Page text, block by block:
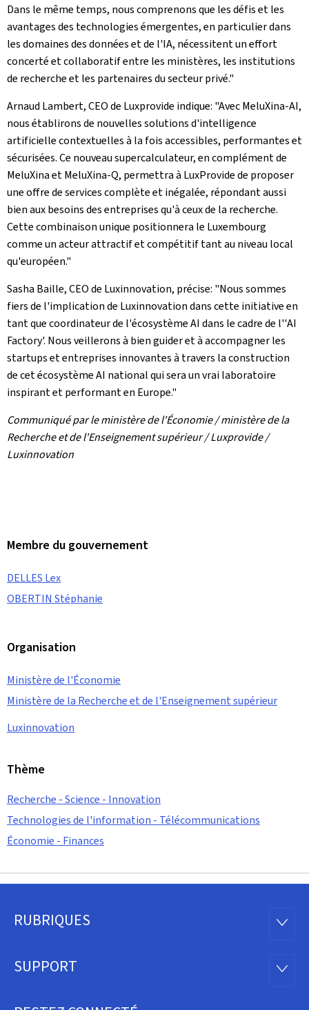
Dans le même temps, nous comprenons que les défis et les
avantages des technologies émergentes, en particulier dans
les domaines des données et de l'IA, nécessitent un effort
concerté et collaboratif entre les ministères, les institutions
de recherche et les partenaires du secteur privé."
Arnaud Lambert, CEO de Luxprovide indique: "Avec MeluXina-AI,
nous établirons de nouvelles solutions d'intelligence
artificielle contextuelles à la fois accessibles, performantes et
sécurisées. Ce nouveau supercalculateur, en complément de
MeluXina et MeluXina-Q, permettra à LuxProvidede proposer
une offre de services complète et inégalée, répondant aussi
bien aux besoins des entreprises qu'à ceux de la recherche.
Cette combinaison unique positionnera le Luxembourg
comme un acteur attractif et compétitif tant au niveau local
qu'européen."
Sasha Baille, CEO de Luxinnovation, précise: "Nous sommes
fiers de l'implication de Luxinnovationdans cette initiative en
tant que coordinateur de l'écosystèmeAIdans le cadre de l''AI
Factory'. Nous veillerons à bien guider et à accompagner les
startups et entreprises innovantes à travers la construction
de cet écosystèmeAI national qui sera un vrai laboratoire
inspirant et performant en Europe."
Communiqué par le ministère de l'Économie / ministère de la
Recherche et de l'Enseignement supérieur / Luxprovide /
Luxinnovation
Membre du gouvernement
DELLES Lex
OBERTIN Stéphanie
Organisation
Ministère de l'Économie
Ministère de la Recherche et de l'Enseignement supérieur
Luxinnovation
Thème
Recherche - Science - Innovation
Technologies de l'information - Télécommunications
Économie - Finances
Pied
page
RUBRIQUES
SUPPORT